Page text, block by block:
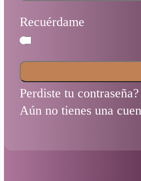
Recuérdame
Perdiste tu
Aún no tienes una